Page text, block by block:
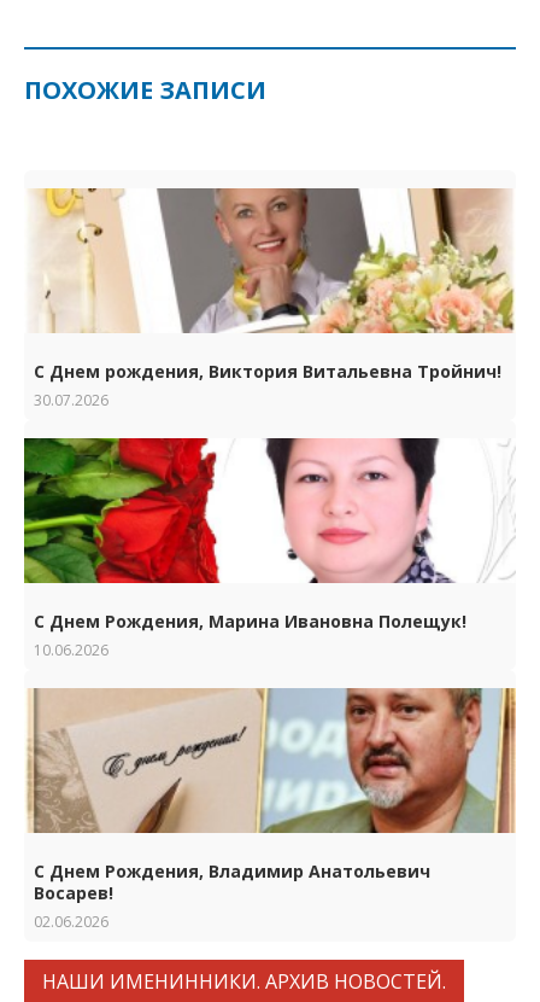
ПОХОЖИЕ ЗАПИСИ
С Днем рождения, Виктория Витальевна Тройнич!
30.07.2026
С Днем Рождения, Марина Ивановна Полещук!
10.06.2026
С Днем Рождения, Владимир Анатольевич
Восарев!
02.06.2026
НАШИ ИМЕНИННИКИ. АРХИВ НОВОСТЕЙ.